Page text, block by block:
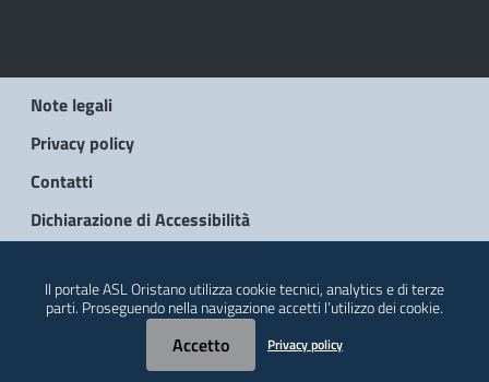
Note legali
Privacy policy
Contatti
Dichiarazione di Accessibilità
Il portale ASL Oristano utilizza cookie tecnici, analytics e di terze
parti. Proseguendo nella navigazione accetti l’utilizzo dei cookie.
Accetto Privacy policy